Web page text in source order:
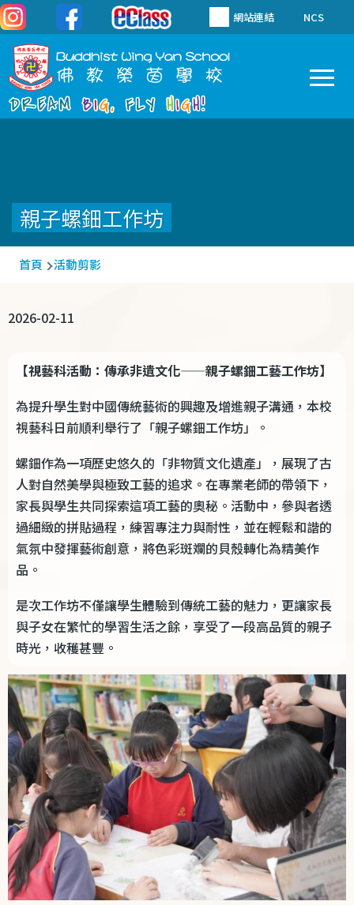
移至主內容 網站連結 NCS
親子螺鈿工作坊
導
連
首頁 活動剪影
2026-02-11
【視藝科活動：傳承非遺文化——親子螺鈿工藝工作坊】
為提升學生對中國傳統藝術的興趣及增進親子溝通，本校
視藝科日前順利舉行了「親子螺鈿工作坊」。
螺鈿作為一項歷史悠久的「非物質文化遺產」，展現了古
人對自然美學與極致工藝的追求。在專業老師的帶領下，
家長與學生共同探索這項工藝的奧秘。活動中，參與者透
過細緻的拼貼過程，練習專注力與耐性，並在輕鬆和諧的
氣氛中發揮藝術創意，將色彩斑斕的貝殼轉化為精美作
品。
是次工作坊不僅讓學生體驗到傳統工藝的魅力，更讓家長
與子女在繁忙的學習生活之餘，享受了一段高品質的親子
時光，收穫甚豐。